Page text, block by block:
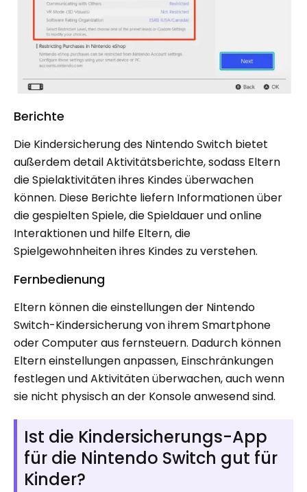
Berichte
Die Kindersicherung des Nintendo Switch bietet
außerdem detail Aktivitätsberichte, sodass Eltern
die Spielaktivitäten ihres Kindes überwachen
können. Diese Berichte liefern Informationen über
die gespielten Spiele, die Spieldauer und online
Interaktionen und hilfe Eltern, die
Spielgewohnheiten ihres Kindes zu verstehen.
Fernbedienung
Eltern können die einstellungen der Nintendo
Switch-Kindersicherung von ihrem Smartphone
oder Computer aus fernsteuern. Dadurch können
Eltern einstellungen anpassen, Einschränkungen
festlegen und Aktivitäten überwachen, auch wenn
sie nicht physisch an der Konsole anwesend sind.
Ist die Kindersicherungs-App
für die Nintendo Switch gut für
Kinder?